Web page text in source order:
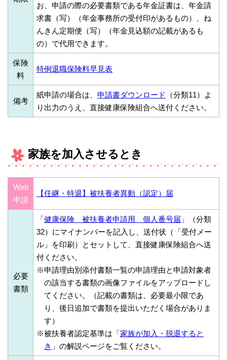
お、申請の際の必要書類である年金証書は、年金請
求書（写）（年金事務所の受付印があるもの）、ね
んきん定期便（写）（年金見込額の記載があるも
の）で代用できます。
保険
料
特例退職保険料早見表
備考
紙申請の場合は、 申請書ダウンロード
（分類11）よ
り出力のうえ、直接健康保険組合へ送付ください。
家族を加入させるとき
Web
申請
【任継・特退】被扶養者異動（認定）届
必要
書類
「健康保険 被扶養者申請用 個人番号届 」（分類
32）にマイナンバーを記入し、送付状（「受付メー
ル」を印刷）とセットして、直接健康保険組合へ送
付ください。
※申請理由別添付書類一覧の申請理由と申請対象者
の該当する書類の画像ファイルをアップロードし
てください。（記載の書類は、必要最小限であ
り、後日追加で書類を提出いただく場合がありま
す）
※被扶養者認定基準は「家族が加入・脱退すると
き 」の解説ページをご覧ください。